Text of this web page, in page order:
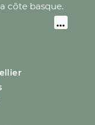
côte basque.